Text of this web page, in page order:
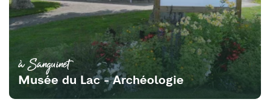
à Sanguinet
Musée du Lac - Archéologie